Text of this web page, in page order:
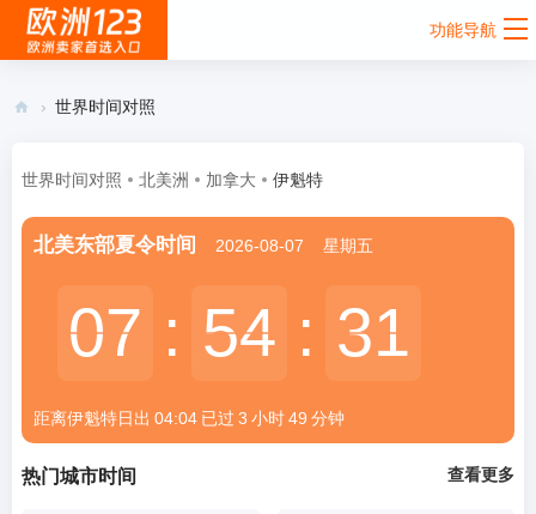
功能导航
洲
卖
› 世界时间对照
世界时间对照 北美洲 加拿大 伊魁特
北美东部夏令时间 2026-08-07 星期五
07
07 : 54
54 : 32
32
距离伊魁特日出 04:04 已过 3 小时49 分钟
热门城市时间 查看更多